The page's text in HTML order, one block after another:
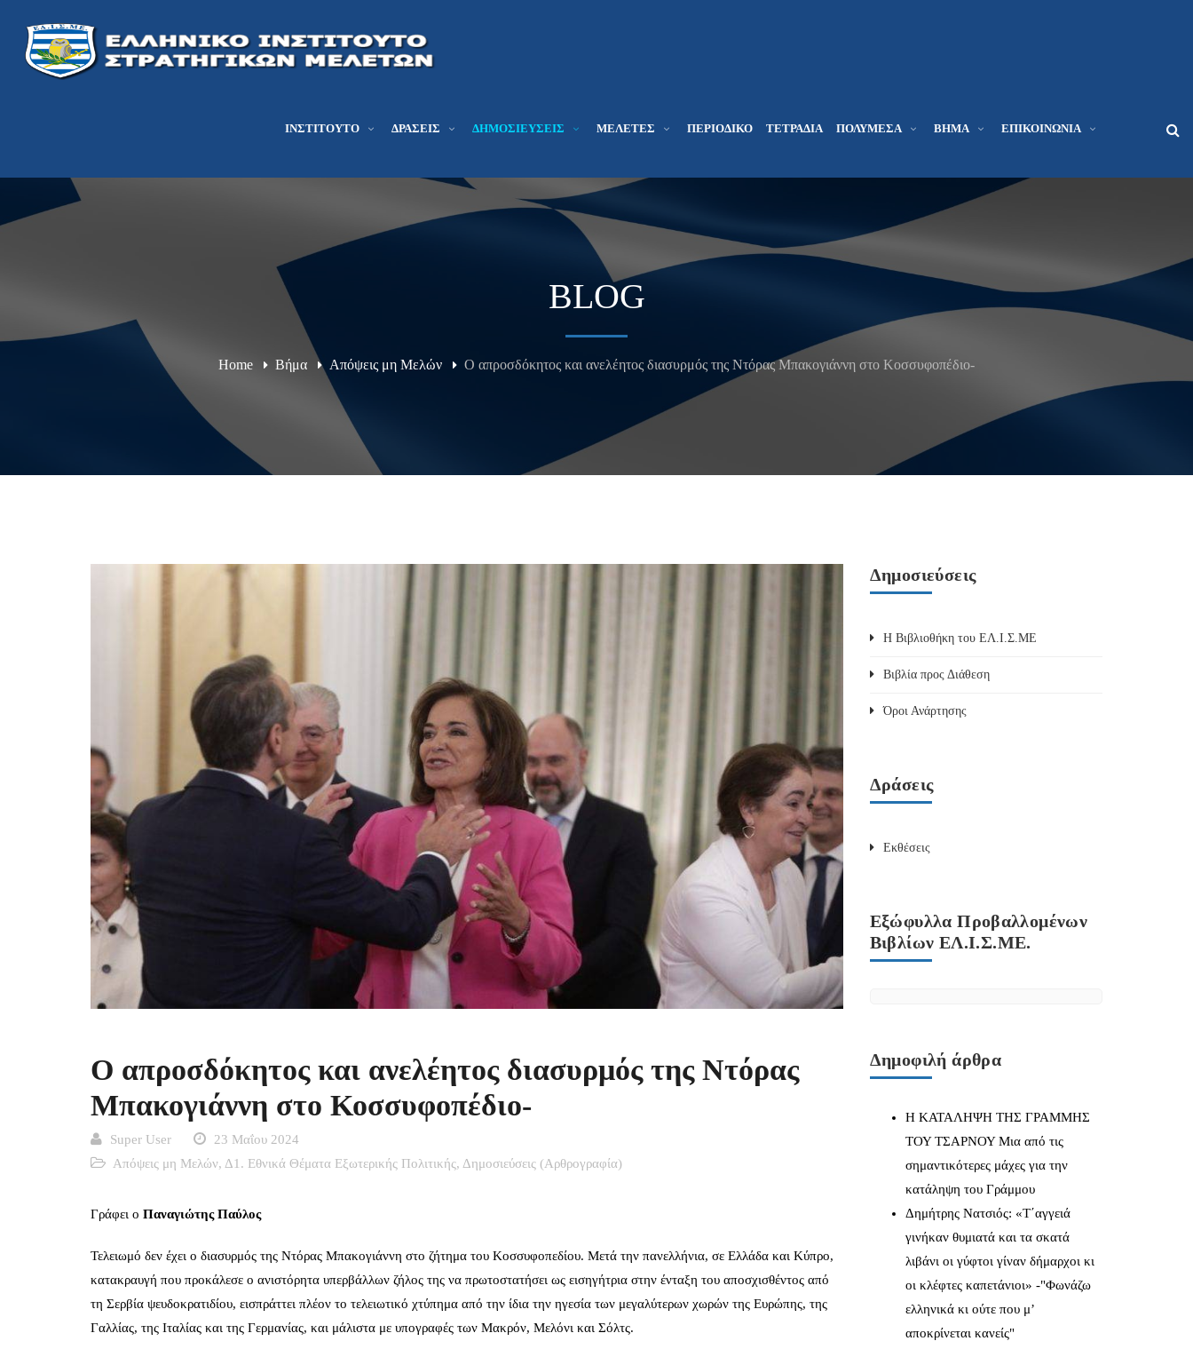
ΙΝΣΤΙΤΟΎΤΟ ΔΡΆΣΕΙΣ ΔΗΜΟΣΙΕΎΣΕΙΣ ΜΕΛΕΤΕΣ ΠΕΡΙΟΔΙΚΌ ΤΕΤΡΆΔΙΑ ΠΟΛΥΜΈΣΑ ΒΉΜΑ ΕΠΙΚΟΙΝΩΝΊΑ
BLOG
Home Βήμα Απόψεις μη Μελών Ο απροσδόκητος και ανελέητος διασυρμός της Ντόρας Μπακογιάννη στο Κοσσυφοπέδιο-
Ο απροσδόκητος και ανελέητος διασυρμός της Ντόρας
Μπακογιάννη στο Κοσσυφοπέδιο-
Super User
23 Μαΐου 2024
Απόψεις μη Μελών, Δ1. Εθνικά Θέματα Εξωτερικής Πολιτικής, Δημοσιεύσεις (Αρθρογραφία)
Γράφει ο Παναγιώτης Παύλος
Τελειωμό δεν έχει ο διασυρμός της Ντόρας Μπακογιάννη στο ζήτημα του Κοσσυφοπεδίου. Μετά την πανελλήνια, σε Ελλάδα και Κύπρο,
κατακραυγή που προκάλεσε ο ανιστόρητα υπερβάλλων ζήλος της να πρωτοστατήσει ως εισηγήτρια στην ένταξη του αποσχισθέντος από
τη Σερβία ψευδοκρατιδίου, εισπράττει πλέον το τελειωτικό χτύπημα από την ίδια την ηγεσία των μεγαλύτερων χωρών της Ευρώπης, της
Γαλλίας, της Ιταλίας και της Γερμανίας, και μάλιστα με υπογραφές των Μακρόν, Μελόνι και Σόλτς.
Δημοσιεύσεις
Η Βιβλιοθήκη του ΕΛ.Ι.Σ.ΜΕ
Βιβλία προς Διάθεση
Όροι Ανάρτησης
Δράσεις
Εκθέσεις
Εξώφυλλα Προβαλλομένων
Βιβλίων ΕΛ.Ι.Σ.ΜΕ.
Δημοφιλή άρθρα
Η ΚΑΤΑΛΗΨΗ ΤΗΣ ΓΡΑΜΜΗΣ
ΤΟΥ ΤΣΑΡΝΟΥ Μια από τις
σημαντικότερες μάχες για την
κατάληψη του Γράμμου
Δημήτρης Νατσιός: «Τ΄αγγειά
γινήκαν θυμιατά και τα σκατά
λιβάνι οι γύφτοι γίναν δήμαρχοι κι
οι κλέφτες καπετάνιοι» -"Φωνάζω
ελληνικά κι ούτε που μ’
αποκρίνεται κανείς"